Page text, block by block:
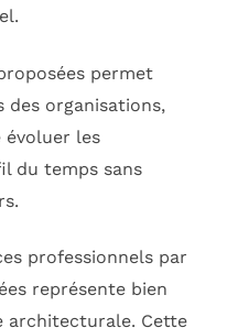
permet
des organisations,
les
du temps sans
professionnels par
représente bien
architecturale. Cette